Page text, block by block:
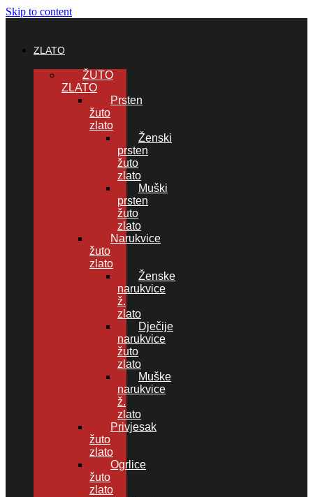
Skip to content
ZLATO
ŽUTO
ZLATO
Prsten
žuto
zlato
Ženski
prsten
žuto
zlato
Muški
prsten
žuto
zlato
Narukvice
žuto
zlato
Ženske
narukvice
ž.
zlato
Dječije
narukvice
žuto
zlato
Muške
narukvice
ž.
zlato
Privjesak
žuto
zlato
Ogrlice
žuto
zlato